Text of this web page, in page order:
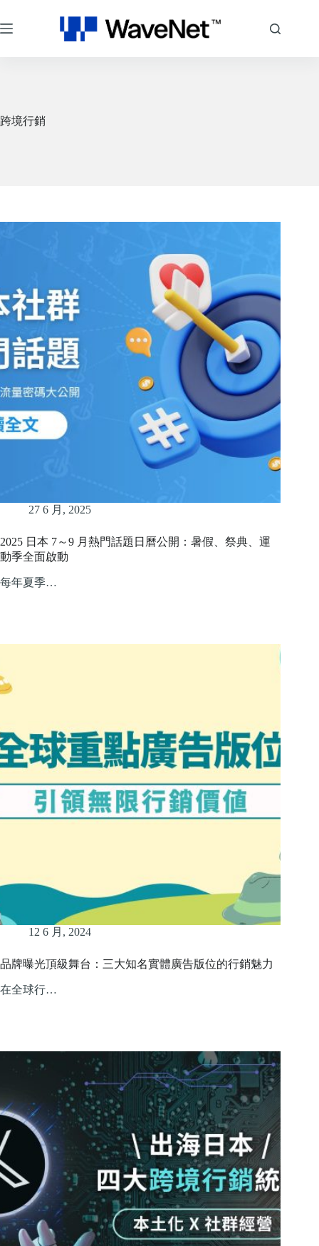
至
主
跨境行銷
27 6 月, 2025
2025 日本 7～9 月熱門話題日曆公開：暑假、祭典、運
動季全面啟動
每年夏季…
12 6 月, 2024
品牌曝光頂級舞台：三大知名實體廣告版位的行銷魅力
在全球行…